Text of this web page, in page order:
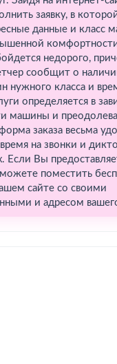
заявку, в
данные и класс
недорого,
сообщит о
нужного класса и
определяется в
машины и
заказа весьма
на звонки и
Если Вы
поместить
сайте со своими
и адресом